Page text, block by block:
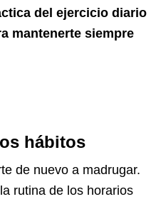
del ejercicio diario
mantenerte siempre
hábitos
de nuevo a madrugar.
rutina de los horarios